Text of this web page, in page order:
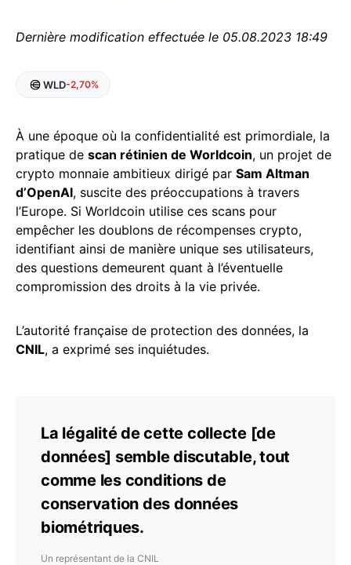
Dernière modification effectuée le 05.08.2023 18:49
WLD-2,70%
À une époque où la confidentialité est primordiale, la
pratique de scan rétinien de Worldcoin, un projet de
crypto monnaie ambitieux dirigé par Sam Altman
d’OpenAI, suscite des préoccupations à travers
l’Europe. Si Worldcoin utilise ces scans pour
empêcher les doublons de récompenses crypto,
identifiant ainsi de manière unique ses utilisateurs,
des questions demeurent quant à l’éventuelle
compromission des droits à la vie privée.
L’autorité française de protection des données, la
CNIL, a exprimé ses inquiétudes.
La légalité de cette collecte [de
données] semble discutable, tout
comme les conditions de
conservation des données
biométriques.
Un représentant de la CNIL